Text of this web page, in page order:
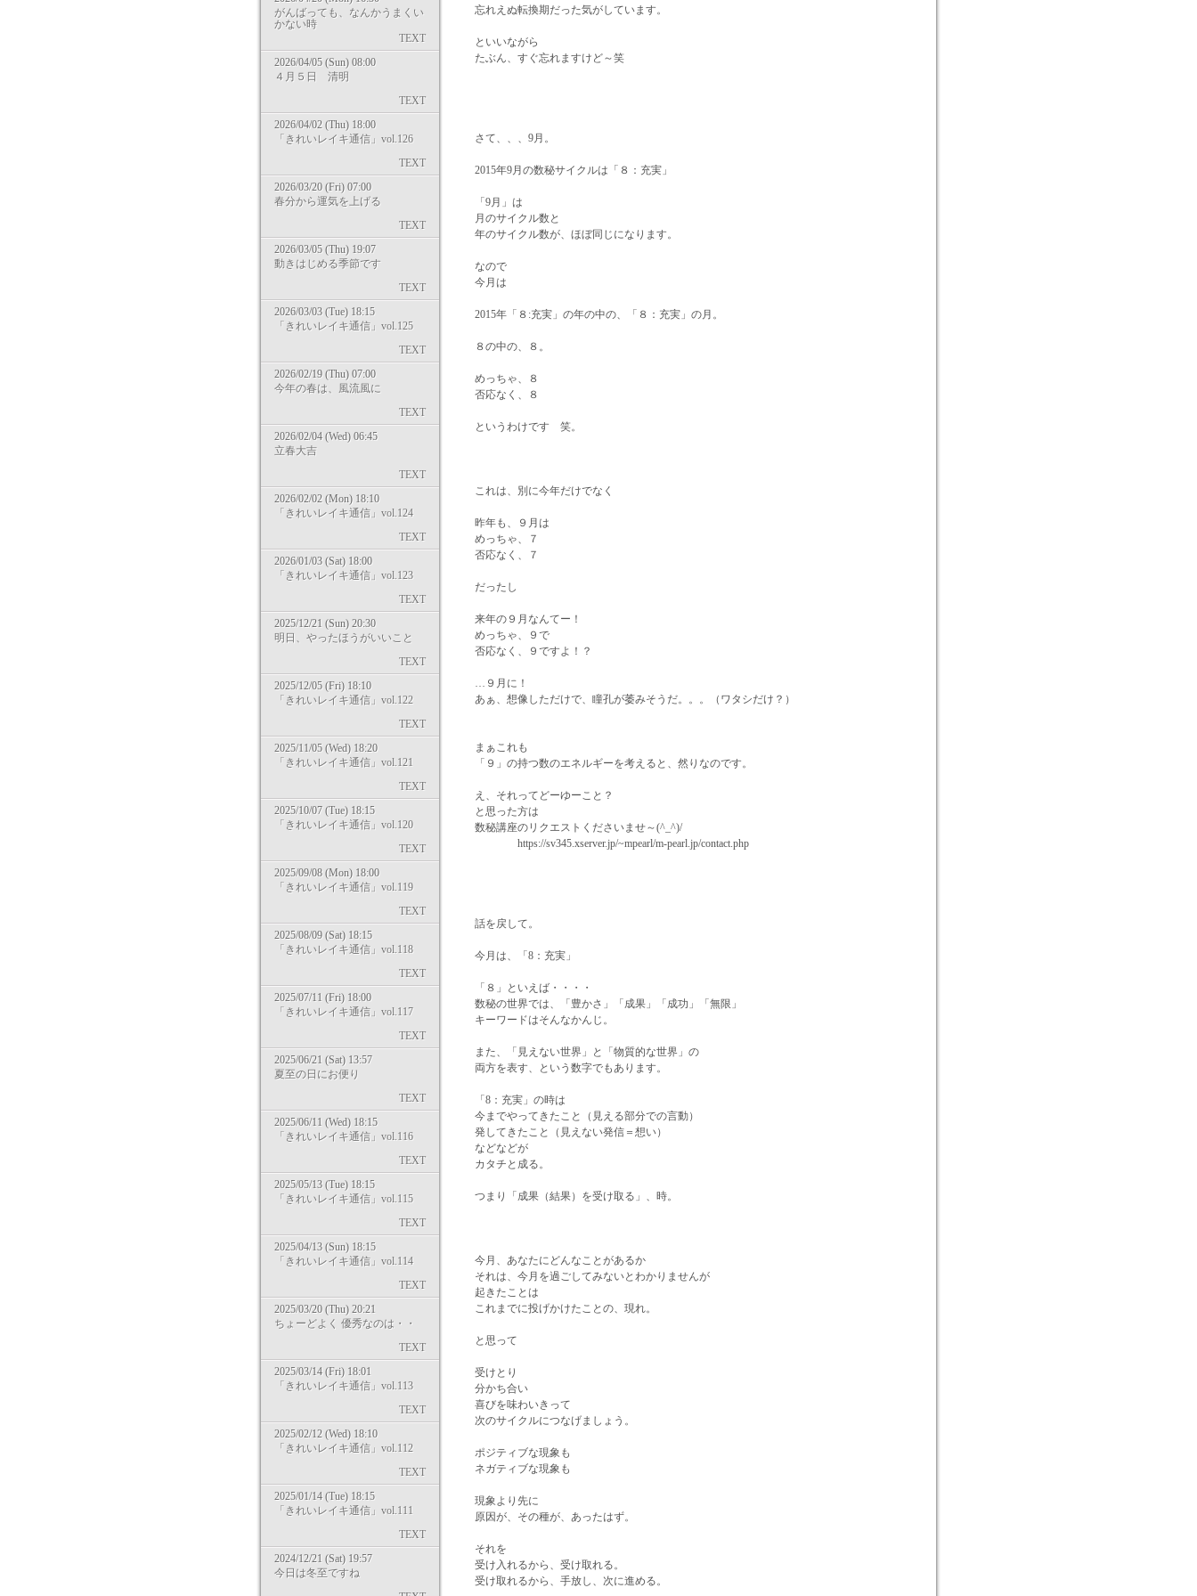
がんばっても、なんかうまくい
かない時
TEXT
2026/04/05 (Sun) 08:00
４月５日 清明
TEXT
2026/04/02 (Thu) 18:00
「きれいレイキ通信」vol.126
TEXT
2026/03/20 (Fri) 07:00
春分から運気を上げる
TEXT
2026/03/05 (Thu) 19:07
動きはじめる季節です
TEXT
2026/03/03 (Tue) 18:15
「きれいレイキ通信」vol.125
TEXT
2026/02/19 (Thu) 07:00
今年の春は、風流風に
TEXT
2026/02/04 (Wed) 06:45
立春大吉
TEXT
2026/02/02 (Mon) 18:10
「きれいレイキ通信」vol.124
TEXT
2026/01/03 (Sat) 18:00
「きれいレイキ通信」vol.123
TEXT
2025/12/21 (Sun) 20:30
明日、やったほうがいいこと
TEXT
2025/12/05 (Fri) 18:10
「きれいレイキ通信」vol.122
TEXT
2025/11/05 (Wed) 18:20
「きれいレイキ通信」vol.121
TEXT
2025/10/07 (Tue) 18:15
「きれいレイキ通信」vol.120
TEXT
2025/09/08 (Mon) 18:00
「きれいレイキ通信」vol.119
TEXT
2025/08/09 (Sat) 18:15
「きれいレイキ通信」vol.118
TEXT
2025/07/11 (Fri) 18:00
「きれいレイキ通信」vol.117
TEXT
2025/06/21 (Sat) 13:57
夏至の日にお便り
TEXT
2025/06/11 (Wed) 18:15
「きれいレイキ通信」vol.116
TEXT
2025/05/13 (Tue) 18:15
「きれいレイキ通信」vol.115
TEXT
2025/04/13 (Sun) 18:15
「きれいレイキ通信」vol.114
TEXT
2025/03/20 (Thu) 20:21
ちょーどよく 優秀なのは・・
TEXT
2025/03/14 (Fri) 18:01
「きれいレイキ通信」vol.113
TEXT
2025/02/12 (Wed) 18:10
「きれいレイキ通信」vol.112
TEXT
2025/01/14 (Tue) 18:15
「きれいレイキ通信」vol.111
TEXT
2024/12/21 (Sat) 19:57
今日は冬至ですね
忘れえぬ転換期だった気がしています。
といいながら
たぶん、すぐ忘れますけど～笑
さて、、、9月。
2015年9月の数秘サイクルは「８：充実」
「9月」は
月のサイクル数と
年のサイクル数が、ほぼ同じになります。
なので
今月は
2015年「８:充実」の年の中の、「８：充実」の月。
８の中の、８。
めっちゃ、８
否応なく、８
というわけです 笑。
これは、別に今年だけでなく
昨年も、９月は
めっちゃ、７
否応なく、７
だったし
来年の９月なんてー！
めっちゃ、９で
否応なく、９ですよ！？
…９月に！
あぁ、想像しただけで、瞳孔が萎みそうだ。。。（ワタシだけ？）
まぁこれも
「９」の持つ数のエネルギーを考えると、然りなのです。
え、それってどーゆーこと？
と思った方は
数秘講座のリクエストくださいませ～(^_^)/
https://sv345.xserver.jp/~mpearl/m-pearl.jp/contact.php
話を戻して。
今月は、「8：充実」
「８」といえば・・・・
数秘の世界では、「豊かさ」「成果」「成功」「無限」
キーワードはそんなかんじ。
また、「見えない世界」と「物質的な世界」の
両方を表す、という数字でもあります。
「8：充実」の時は
今までやってきたこと（見える部分での言動）
発してきたこと（見えない発信＝想い）
などなどが
カタチと成る。
つまり「成果（結果）を受け取る」、時。
今月、あなたにどんなことがあるか
それは、今月を過ごしてみないとわかりませんが
起きたことは
これまでに投げかけたことの、現れ。
と思って
受けとり
分かち合い
喜びを味わいきって
次のサイクルにつなげましょう。
ポジティブな現象も
ネガティブな現象も
現象より先に
原因が、その種が、あったはず。
それを
受け入れるから、受け取れる。
受け取れるから、手放し、次に進める。